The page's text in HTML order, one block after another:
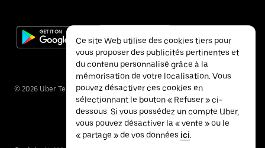
© 2026 Uber Technologies Inc.
Ce site Web utilise des cookies tiers pour
vous proposer des publicités pertinentes et
du contenu personnalisé grâce à la
mémorisation de votre localisation. Vous
pouvez désactiver ces cookies en
sélectionnant le bouton « Refuser » ci-
dessous. Si vous possédez un compte Uber,
vous pouvez désactiver la « vente » ou le
« partage » de vos données ici.